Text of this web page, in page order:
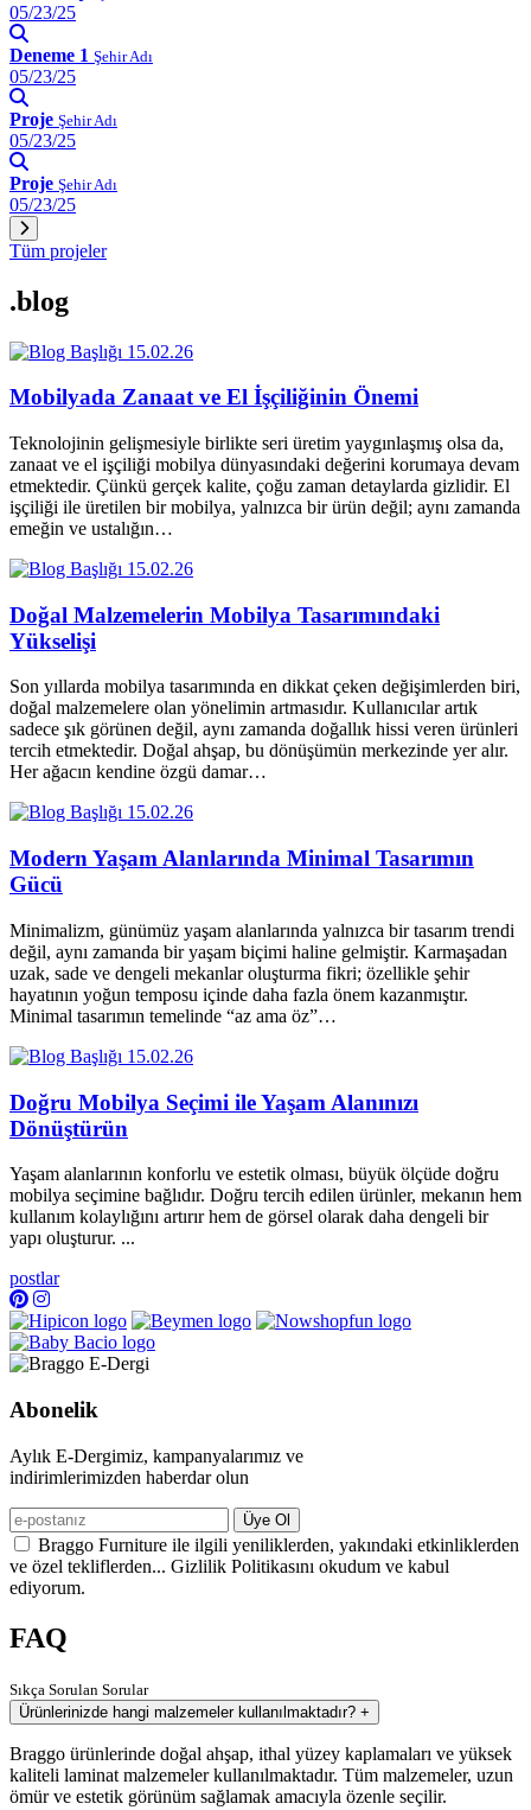
05/23/25
Deneme 1 Şehir Adı
05/23/25
Proje Şehir Adı
05/23/25
Proje Şehir Adı
05/23/25
Tüm projeler
.blog
15.02.26
Mobilyada Zanaat ve El İşçiliğinin Önemi
Teknolojinin gelişmesiyle birlikte seri üretim yaygınlaşmış olsa da,
zanaat ve el işçiliği mobilya dünyasındaki değerini korumaya devam
etmektedir. Çünkü gerçek kalite, çoğu zaman detaylarda gizlidir. El
işçiliği ile üretilen bir mobilya, yalnızca bir ürün değil; aynı zamanda
emeğin ve ustalığın…
15.02.26
Doğal Malzemelerin Mobilya Tasarımındaki
Yükselişi
Son yıllarda mobilya tasarımında en dikkat çeken değişimlerden biri,
doğal malzemelere olan yönelimin artmasıdır. Kullanıcılar artık
sadece şık görünen değil, aynı zamanda doğallık hissi veren ürünleri
tercih etmektedir. Doğal ahşap, bu dönüşümün merkezinde yer alır.
Her ağacın kendine özgü damar…
15.02.26
Modern Yaşam Alanlarında Minimal Tasarımın
Gücü
Minimalizm, günümüz yaşam alanlarında yalnızca bir tasarım trendi
değil, aynı zamanda bir yaşam biçimi haline gelmiştir. Karmaşadan
uzak, sade ve dengeli mekanlar oluşturma fikri; özellikle şehir
hayatının yoğun temposu içinde daha fazla önem kazanmıştır.
Minimal tasarımın temelinde “az ama öz”…
15.02.26
Doğru Mobilya Seçimi ile Yaşam Alanınızı
Dönüştürün
Yaşam alanlarının konforlu ve estetik olması, büyük ölçüde doğru
mobilya seçimine bağlıdır. Doğru tercih edilen ürünler, mekanın hem
kullanım kolaylığını artırır hem de görsel olarak daha dengeli bir
yapı oluşturur. ...
postlar
Abonelik
Aylık E-Dergimiz, kampanyalarımız ve
indirimlerimizden haberdar olun
Üye Ol
Braggo Furniture ile ilgili yeniliklerden, yakındaki etkinliklerden
ve özel tekliflerden... Gizlilik Politikasını okudum ve kabul
ediyorum.
FAQ
Sıkça Sorulan Sorular
Ürünlerinizde hangi malzemeler kullanılmaktadır? +
Braggo ürünlerinde doğal ahşap, ithal yüzey kaplamaları ve yüksek
kaliteli laminat malzemeler kullanılmaktadır. Tüm malzemeler, uzun
ömür ve estetik görünüm sağlamak amacıyla özenle seçilir.